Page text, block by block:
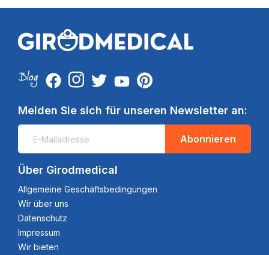
Melden Sie sich für unseren Newsletter an:
Abonnieren
Über Girodmedical
Allgemeine Geschäftsbedingungen
Wir über uns
Datenschutz
Impressum
Wir bieten